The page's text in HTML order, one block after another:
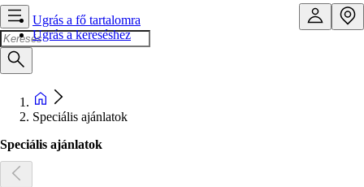
Ugrás a fő tartalomra
Ugrás a kereséshez
Speciális ajánlatok
Speciális ajánlatok